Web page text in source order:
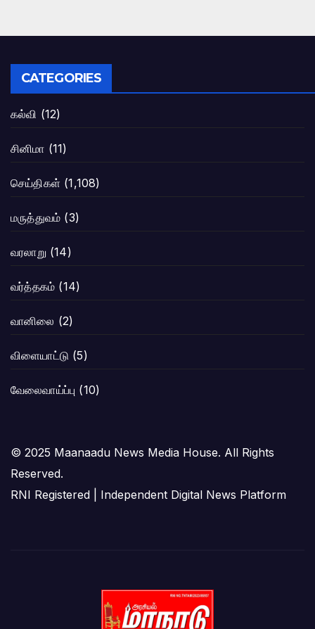
CATEGORIES
கல்வி (12)
சினிமா (11)
செய்திகள் (1,108)
மருத்துவம் (3)
வரலாறு (14)
வர்த்தகம் (14)
வானிலை (2)
விளையாட்டு (5)
வேலைவாய்ப்பு (10)
© 2025 Maanaadu News Media House. All Rights
Reserved.
RNI Registered | Independent Digital News Platform